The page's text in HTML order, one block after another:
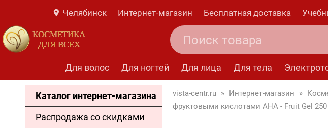
Челябинск Интернет-магазин Бесплатная доставка
КОСМЕТИКА
ДЛЯ ВСЕХ
Для волос Для ногтей Для лица Для тела
Каталог интернет-магазина
Распродажа со скидками
vista-centr.ru » Интернет-магазин »
фруктовыми кислотами AHA - Fruit Gel